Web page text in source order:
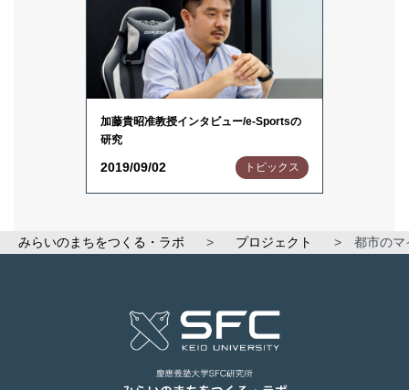
加藤貴昭准教授インタビュー/e-Sportsの
研究
2019/09/02 トピックス
みらいのまちをつくる・ラボ > プロジェクト > 都市のマ